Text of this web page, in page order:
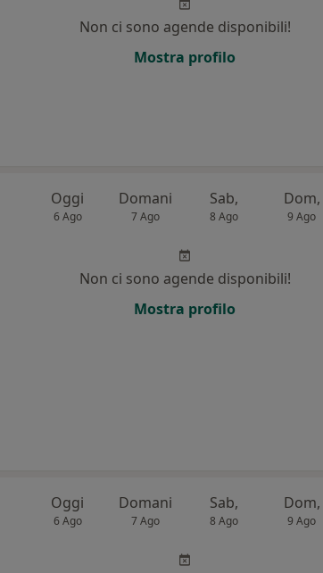
Non ci sono agende disponibili!
Mostra profilo
Oggi
6 Ago
Domani
7 Ago
Sab,
8 Ago
Dom,
9 Ago
Non ci sono agende disponibili!
Mostra profilo
Oggi
6 Ago
Domani
7 Ago
Sab,
8 Ago
Dom,
9 Ago